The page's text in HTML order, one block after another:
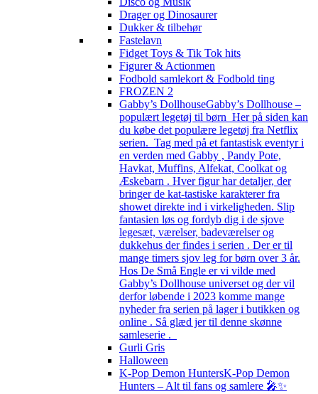
Drager og Dinosaurer
Dukker & tilbehør
Fastelavn
Fidget Toys & Tik Tok hits
Figurer & Actionmen
Fodbold samlekort & Fodbold ting
FROZEN 2
Gabby’s DollhouseGabby’s Dollhouse –
populært legetøj til børn Her på siden kan
du købe det populære legetøj fra Netflix
serien. Tag med på et fantastisk eventyr i
en verden med Gabby , Pandy Pote,
Havkat, Muffins, Alfekat, Coolkat og
Æskebarn . Hver figur har detaljer, der
bringer de kat-tastiske karakterer fra
showet direkte ind i virkeligheden. Slip
fantasien løs og fordyb dig i de sjove
legesæt, værelser, badeværelser og
dukkehus der findes i serien . Der er til
mange timers sjov leg for børn over 3 år.
Hos De Små Engle er vi vilde med
Gabby’s Dollhouse universet og der vil
derfor løbende i 2023 komme mange
nyheder fra serien på lager i butikken og
online . Så glæd jer til denne skønne
samleserie .
Gurli Gris
Halloween
K-Pop Demon HuntersK-Pop Demon
Hunters – Alt til fans og samlere 🎤✨